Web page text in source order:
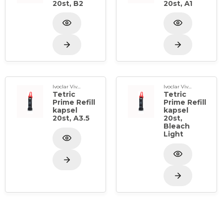
20st, B2 20st, A1
Ivoclar Vivadent
Tetric
Prime Refill
kapsel
20st, A3.5
Ivoclar Vivadent
Tetric
Prime Refill
kapsel
20st,
Bleach
Light